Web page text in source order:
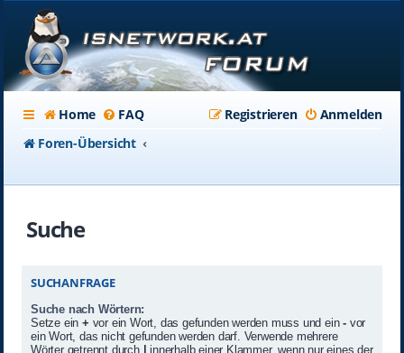
Home FAQ Anmelden
Registrieren
Foren-Übersicht
Suche
SUCHANFRAGE
Suche nach Wörtern:
Setze ein + vor ein Wort, das gefunden werden muss und ein-vor
ein Wort, das nicht gefunden werden darf. Verwende mehrere
Wörter getrennt durch | innerhalb einer Klammer, wenn nur eines der